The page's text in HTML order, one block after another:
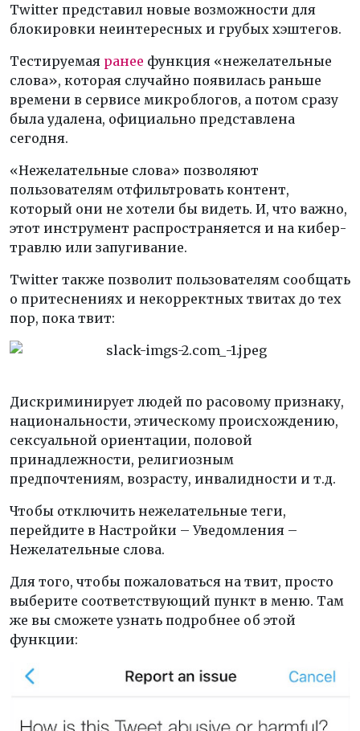
Twitter представил новые возможности для
блокировки неинтересных и грубых хэштегов.
Тестируемая ранее функция «нежелательные
слова», которая случайно появилась раньше
времени в сервисе микроблогов, а потом сразу
была удалена, официально представлена
сегодня.
«Нежелательные слова» позволяют
пользователям отфильтровать контент,
который они не хотели бы видеть. И, что важно,
этот инструмент распространяется и на кибер-
травлю или запугивание.
Twitter также позволит пользователям сообщать
о притеснениях и некорректных твитах до тех
пор, пока твит:
Дискриминирует людей по расовому признаку,
национальности, этическому происхождению,
сексуальной ориентации, половой
принадлежности, религиозным
предпочтениям, возрасту, инвалидности и т.д.
Чтобы отключить нежелательные теги,
перейдите в Настройки – Уведомления –
Нежелательные слова.
Для того, чтобы пожаловаться на твит, просто
выберите соответствующий пункт в меню. Там
же вы сможете узнать подробнее об этой
функции: